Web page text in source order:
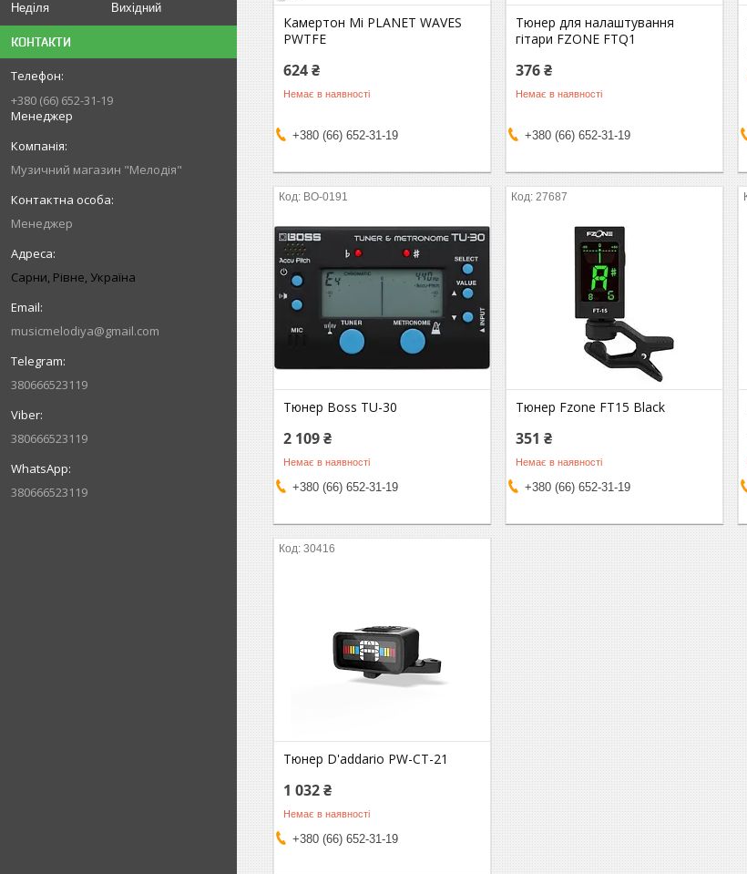
Неділя
Вихідний
КОНТАКТИ
+380 (66) 652-31-19
Менеджер
Музичний магазин "Мелодія"
Менеджер
Сарни, Рівне, Україна
musicmelodiya@gmail.com
380666523119
380666523119
380666523119
Камертон Мі PLANET WAVES
PWTFE
624 ₴
Немає в наявності
+380 (66) 652-31-19
Тюнер для налаштування
гітари FZONE FTQ1
376 ₴
Немає в наявності
+380 (66) 652-31-19
BO-0191
Тюнер Boss TU-30
2 109 ₴
Немає в наявності
+380 (66) 652-31-19
27687
Тюнер Fzone FT15 Black
351 ₴
Немає в наявності
+380 (66) 652-31-19
30416
Тюнер D'addario PW-CT-21
1 032 ₴
Немає в наявності
+380 (66) 652-31-19